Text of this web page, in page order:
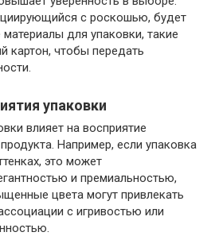
с роскошью, будет
для упаковки, такие
картон, чтобы передать
упаковки
влияет на восприятие
Например, если упаковка
это может
и премиальностью,
цвета могут привлекать
с игривостью или